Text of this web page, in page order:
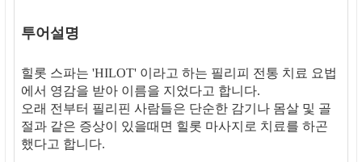
투어설명
힐롯 스파는 'HILOT' 이라고 하는 필리피 전통 치료 요법
에서 영감을 받아 이름을 지었다고 합니다.
오래 전부터 필리핀 사람들은 단순한 감기나 몸살 및 골
절과 같은 증상이 있을때면 힐롯 마사지로 치료를 하곤
했다고 합니다.